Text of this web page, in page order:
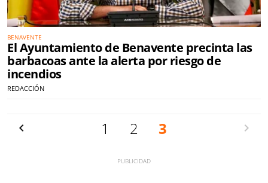
BENAVENTE
El Ayuntamiento de Benavente precinta las
barbacoas ante la alerta por riesgo de
incendios
REDACCIÓN
1 2 3